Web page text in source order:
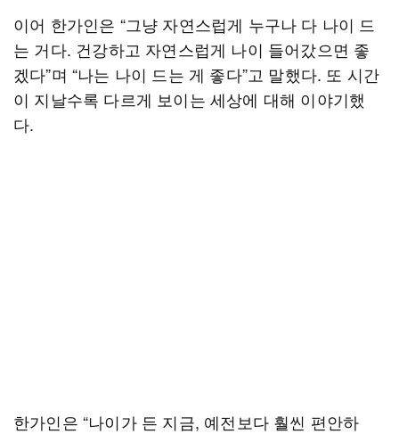
이어 한가인은 “그냥 자연스럽게 누구나 다 나이 드
는 거다. 건강하고 자연스럽게 나이 들어갔으면 좋
겠다”며 “나는 나이 드는 게 좋다”고 말했다. 또 시간
이 지날수록 다르게 보이는 세상에 대해 이야기했
다.
한가인은 “나이가 든 지금, 예전보다 훨씬 편안하